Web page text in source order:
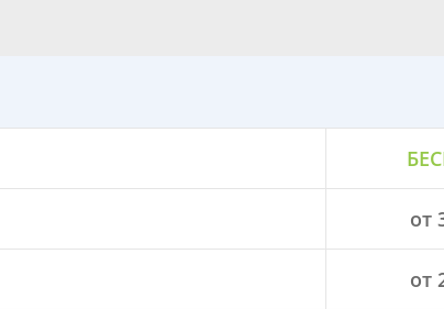
от
от